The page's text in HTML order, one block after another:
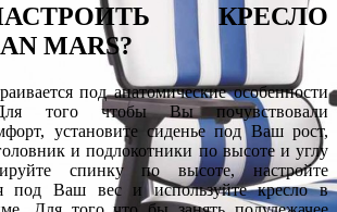
КРЕСЛО
MARS?
под анатомические особенности
того чтобы Вы почувствовали
установите сиденье под Ваш рост,
и подлокотники по высоте и углу
спинку по высоте, настройте
под Ваш вес и используйте кресло в